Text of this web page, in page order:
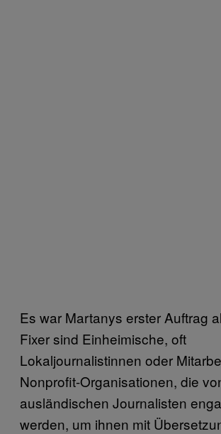
Es war Martanys erster Auftrag
Fixer sind Einheimische, oft
Lokaljournalistinnen oder
Nonprofit-Organisationen, die
ausländischen Journalisten
werden, um ihnen mit